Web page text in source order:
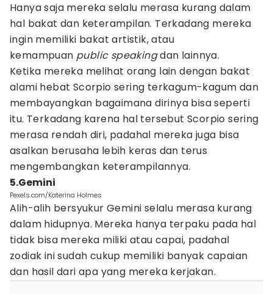
Hanya saja mereka selalu merasa kurang dalam
hal bakat dan keterampilan. Terkadang mereka
ingin memiliki bakat artistik, atau
kemampuan public speakingdan lainnya.
Ketika mereka melihat orang lain dengan bakat
alami hebat Scorpio sering terkagum-kagum dan
membayangkan bagaimana dirinya bisa seperti
itu. Terkadang karena hal tersebut Scorpio sering
merasa rendah diri, padahal mereka juga bisa
asalkan berusaha lebih keras dan terus
mengembangkan keterampilannya.
5.Gemini
Pexels.com/Katerina Holmes
Alih-alih bersyukur Gemini selalu merasa kurang
dalam hidupnya. Mereka hanya terpaku pada hal
tidak bisa mereka miliki atau capai, padahal
zodiak ini sudah cukup memiliki banyak capaian
dan hasil dari apa yang mereka kerjakan.